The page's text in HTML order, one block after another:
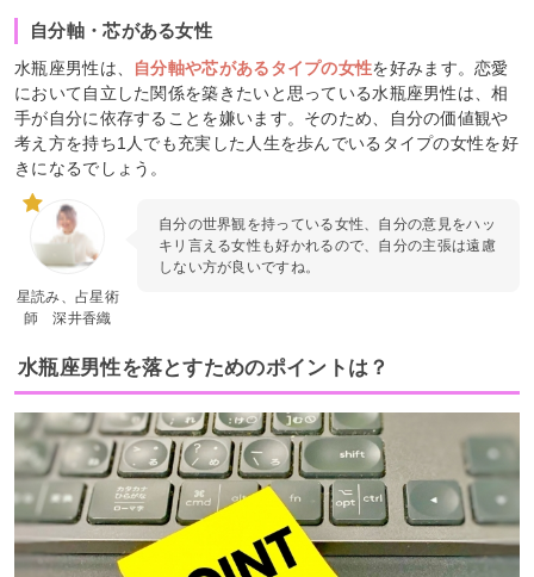
自分軸・芯がある女性
水瓶座男性は、 自分軸や芯があるタイプの女性を好みます。恋愛
において自立した関係を築きたいと思っている水瓶座男性は、相
手が自分に依存することを嫌います。そのため、自分の価値観や
考え方を持ち1人でも充実した人生を歩んでいるタイプの女性を好
きになるでしょう。
星読み、占星術
師 深井香織
自分の世界観を持っている女性、自分の意見をハッ
キリ言える女性も好かれるので、自分の主張は遠慮
しない方が良いですね。
水瓶座男性を落とすためのポイントは？